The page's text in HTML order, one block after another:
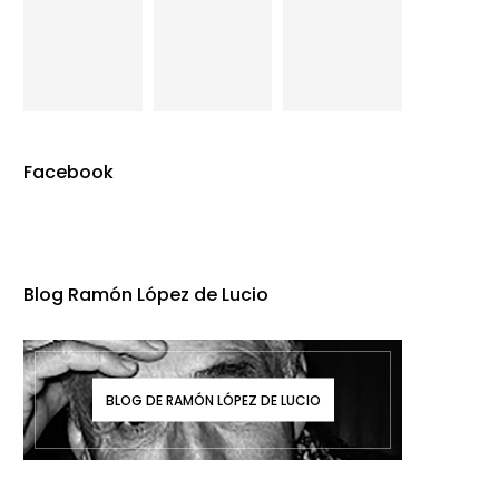
Facebook
Blog Ramón López de Lucio
BLOG DE RAMÓN LÓPEZ DE LUCIO